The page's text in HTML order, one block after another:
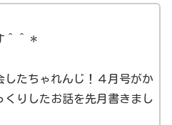
＾＾＊
したちゃれんじ！４月号がか
くりしたお話を先月書きまし